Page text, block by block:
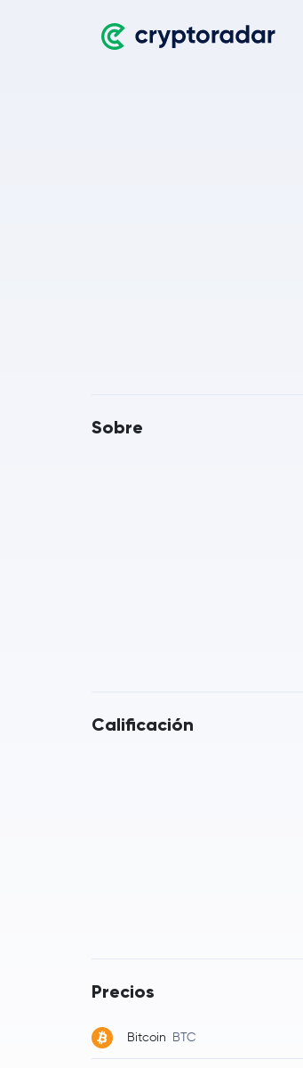
Sobre
Calificación
Precios
Bitcoin BTC